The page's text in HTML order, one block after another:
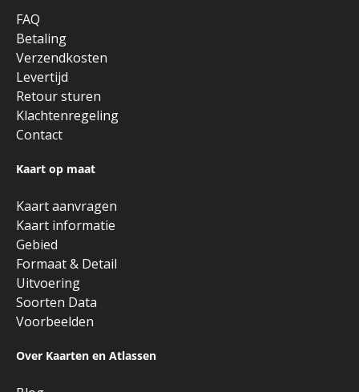
FAQ
Betaling
Verzendkosten
Levertijd
Retour sturen
Klachtenregeling
Contact
Kaart op maat
Kaart aanvragen
Kaart informatie
Gebied
Formaat & Detail
Uitvoering
Soorten Data
Voorbeelden
Over Kaarten en Atlassen